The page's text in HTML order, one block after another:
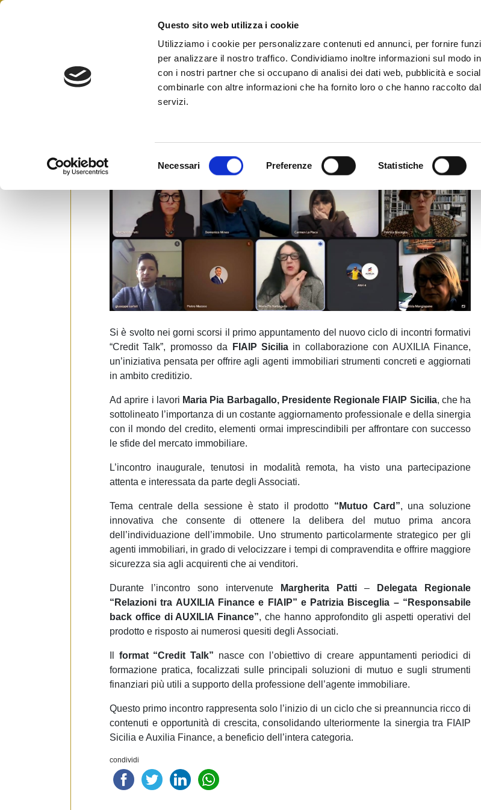
Questo sito web utilizza i cookie
Utilizziamo i cookie per personalizzare contenuti ed annunci, per fornire
per analizzare il nostro traffico. Condividiamo inoltre informazioni sul modo
con i nostri partner che si occupano di analisi dei dati web, pubblicità e
combinarle con altre informazioni che ha fornito loro o che hanno raccolto
servizi.
e
n
e
d
e
c
o
n
s
n
s
o
Necessari Preferenze Statistiche
Skip
Federazione Italiana Agenti Immobiliari Professionali
FIAIP Sicilia: al via il ciclo “Credit Talk” con Auxilia
15 Aprile 2026byUfficio Stampa
Si è svolto nei gorni scorsi il primo appuntamento del nuovo ciclo di incontri formativi
“Credit Talk”, promosso da FIAIP Sicilia in collaborazione con AUXILIA Finance,
un’iniziativa pensata per offrire agli agenti immobiliari strumenti concreti e aggiornati
in ambito creditizio.
Ad aprire i lavori Maria Pia Barbagallo, Presidente Regionale FIAIP Sicilia, che ha
sottolineato l’importanza di un costante aggiornamento professionale e della sinergia
con il mondo del credito, elementi ormai imprescindibili per affrontare con successo
le sfide del mercato immobiliare.
L’incontro inaugurale, tenutosi in modalità remota, ha visto una partecipazione
attenta e interessata da parte degli Associati.
Tema centrale della sessione è stato il prodotto “Mutuo Card”, una soluzione
innovativa che consente di ottenere la delibera del mutuo prima ancora
dell’individuazione dell’immobile. Uno strumento particolarmente strategico per gli
agenti immobiliari, in grado di velocizzare i tempi di compravendita e offrire maggiore
sicurezza sia agli acquirenti che ai venditori.
Durante l’incontro sono intervenute Margherita Patti –
Delegata Regionale
“Relazioni tra AUXILIA Finance e FIAIP” e Patrizia Bisceglia – “Responsabile
back office di AUXILIA Finance”, che hanno approfondito gli aspetti operativi del
prodotto e risposto ai numerosi quesiti degli Associati.
format “Credit Talk” nasce con l’obiettivo di creare appuntamenti periodici di
formazione pratica, focalizzati sulle principali soluzioni di mutuo e sugli strumenti
finanziari più utili a supporto della professione dell’agente immobiliare.
Questo primo incontro rappresenta solo l’inizio di un ciclo che si preannuncia ricco di
contenuti e opportunità di crescita, consolidando ulteriormente la sinergia tra FIAIP
Sicilia e Auxilia Finance, a beneficio dell’intera categoria.
condividi